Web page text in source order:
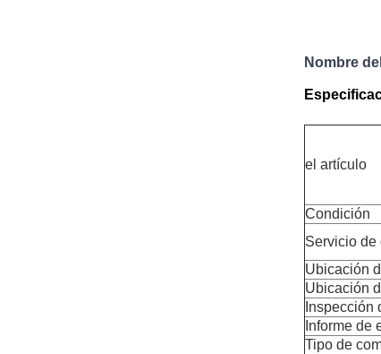
Nombre
el artículo
Condición
Servicio de
Ubicación
Ubicación
Inspección
Informe de
Tipo de